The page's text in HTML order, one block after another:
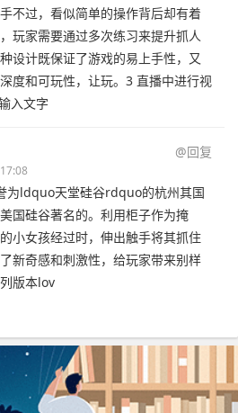
不过，看似简单的操作背后却有着
玩家需要通过多次练习来提升抓人
设计既保证了游戏的易上手性，又
度和可玩性，让玩。3 直播中进行视
入文字
@回复
为ldquo天堂硅谷rdquo的杭州其国
国硅谷著名的。利用柜子作为掩
小女孩经过时，伸出触手将其抓住
新奇感和刺激性，给玩家带来别样
版本lov